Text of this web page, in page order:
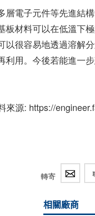
電子元件等先進結
材料可以在低溫下
以很容易地透過溶解
用。今後若能進一
來源: https://
轉寄
相關廠商